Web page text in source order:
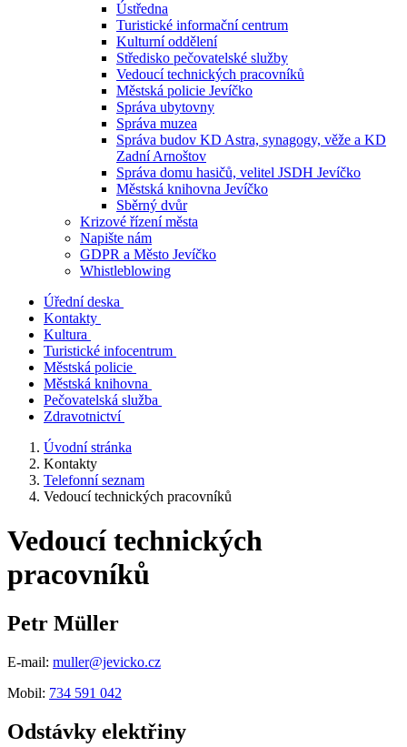
Ústředna
Turistické informační centrum
Kulturní oddělení
Středisko pečovatelské služby
Vedoucí technických pracovníků
Městská policie Jevíčko
Správa ubytovny
Správa muzea
Správa budov KD Astra, synagogy, věže a KD
Zadní Arnoštov
Správa domu hasičů, velitel JSDH Jevíčko
Městská knihovna Jevíčko
Sběrný dvůr
Krizové řízení města
Napište nám
GDPR a Město Jevíčko
Whistleblowing
Úřední deska
Kontakty
Kultura
Turistické infocentrum
Městská policie
Městská knihovna
Pečovatelská služba
Zdravotnictví
Úvodní stránka
Kontakty
Telefonní seznam
Vedoucí technických pracovníků
Vedoucí technických
pracovníků
Petr Müller
E-mail: muller@jevicko.cz
Mobil: 734 591 042
Odstávky elektřiny